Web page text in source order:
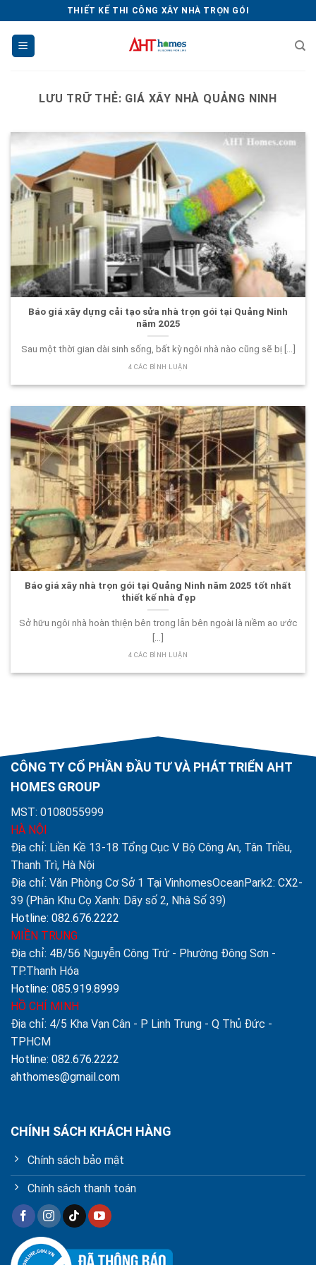
dung
THIẾT KẾ THI CÔNG XÂY NHÀ TRỌN GÓI
LƯU TRỮ THẺ: GIÁ XÂY NHÀ QUẢNG NINH
Báo giá xây dựng cải tạo sửa nhà trọn gói tại Quảng Ninh
năm 2025
Sau một thời gian dài sinh sống, bất kỳ ngôi nhà nào cũng sẽ bị [...]
4 CÁC BÌNH LUẬN
Báo giá xây nhà trọn gói tại Quảng Ninh năm 2025 tốt nhất
thiết kế nhà đẹp
Sở hữu ngôi nhà hoàn thiện bên trong lẫn bên ngoài là niềm ao ước
[...]
4 CÁC BÌNH LUẬN
CÔNG TY CỔ PHẦN ĐẦU TƯ VÀ PHÁT TRIỂN AHT
HOMES GROUP
MST: 0108055999
HÀ NỘI
Địa chỉ: Liền Kề 13-18 Tổng Cục V Bộ Công An, Tân Triều,
Thanh Trì, Hà Nội
Địa chỉ: Văn Phòng Cơ Sở 1 Tại VinhomesOceanPark2: CX2-
39 (Phân Khu Cọ Xanh: Dãy số 2, Nhà Số 39)
Hotline: 082.676.2222
MIỀN TRUNG
Địa chỉ: 4B/56 Nguyễn Công Trứ - Phường Đông Sơn -
TP.Thanh Hóa
Hotline: 085.919.8999
HỒ CHÍ MINH
Địa chỉ: 4/5 Kha Vạn Cân - P Linh Trung - Q Thủ Đức -
TPHCM
Hotline: 082.676.2222
ahthomes@gmail.com
CHÍNH SÁCH KHÁCH HÀNG
Chính sách bảo mật
Chính sách thanh toán